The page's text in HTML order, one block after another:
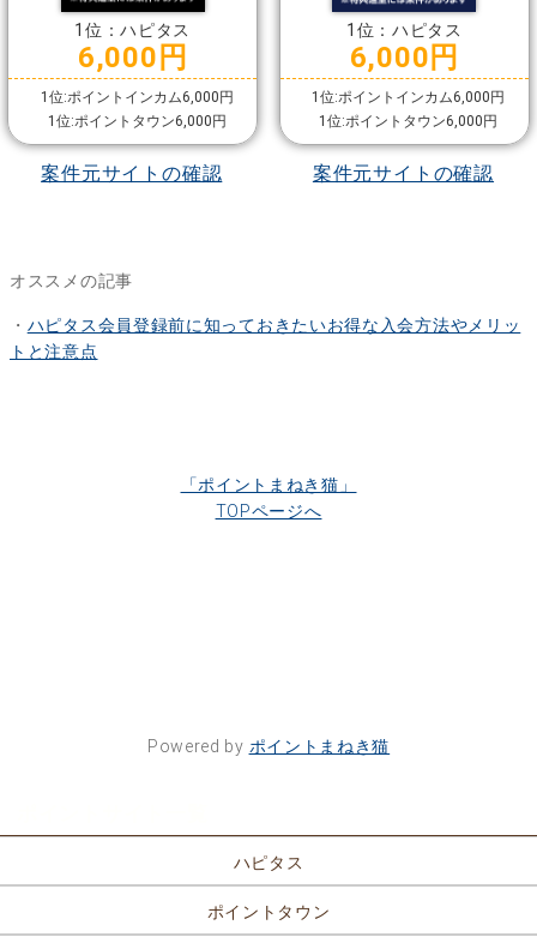
1位：ハピタス
6,000円
1位:ポイントインカム6,000円
1位:ポイントタウン6,000円
案件元サイトの確認
1位：ハピタス
6,000円
1位:ポイントインカム6,000円
1位:ポイントタウン6,000円
案件元サイトの確認
オススメの記事
・ ハピタス会員登録前に知っておきたいお得な入会方法やメリッ
トと注意点
「ポイントまねき猫」
TOPページへ
Powered by ポイントまねき猫
ハピタス
ポイントタウン